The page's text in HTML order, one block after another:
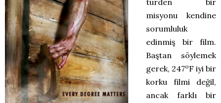
türden bir
misyonu kendine
sorumluluk
edinmiş bir film.
Baştan söylemek
gerek, 247oF iyi bir
korku filmi değil,
ancak farklı bir